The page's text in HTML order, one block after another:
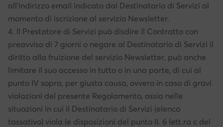
all’indirizzo email indicato dal Destinatario di Servizi al
momento di iscrizione al servizio Newsletter.
4. Il Prestatore di Servizi può disdire il Contratto con
preavviso di 7 giorni o negare al Destinatario di Servizi il
diritto alla fruizione del servizio Newsletter, può anche
limitare il suo accesso in tutto o in una parte, di cui al
punto IV sopra, per giusta causa, ovvero in caso di gravi
violazioni del presente Regolamento, ossia nelle
situazioni in cui il Destinatario di Servizi (elenco
tassativo) viola le disposizioni del punto II. 6 lett.ra c del